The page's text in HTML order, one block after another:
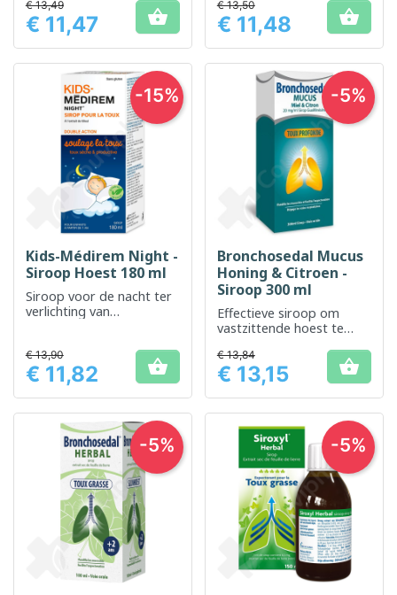
Prijs
€ 13,49
€ 11,47  Prijs
€ 13,50
€ 11,48 
Kids-Médirem Night -
Siroop Hoest 180 ml
Siroop voor de nacht ter
verlichting van
Prijs
€ 13,90
€ 11,82 
-15%
Bronchosedal Mucus
Honing & Citroen -
Siroop 300 ml
Effectieve siroop om
vastzittende hoest te
ophoesten te
vergemakkelijken
Prijs
€ 13,84
€ 13,15 
-5%
-5% -5%